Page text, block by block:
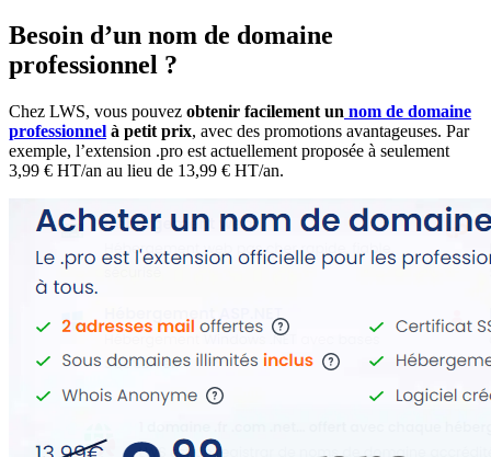
Besoin d’un nom de domaine
professionnel ?
Chez LWS, vous pouvez obtenir facilement un nom de domaine
professionnel à petit prix, avec des promotions avantageuses. Par
exemple, l’extension .pro est actuellement proposée à seulement
3,99 € HT/an au lieu de 13,99 € HT/an.